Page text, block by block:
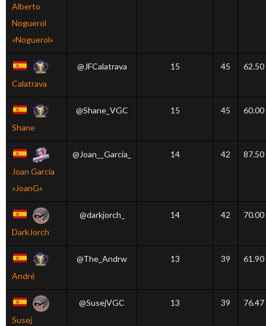
Alberto
Noguerol
«Noguerol»
Calatrava
@JFCalatrava 15 45 62.50
Shane
@Shane_VGC 15 45 60.00
Joan Garcia
«JoanG»
@Joan__Garcia_ 14 42 87.50
DarkJorch
@darkjorch_ 14 42 70.00
André
@The_Andrw 13 39 61.90
Susej
@SusejVGC 13 39 76.47